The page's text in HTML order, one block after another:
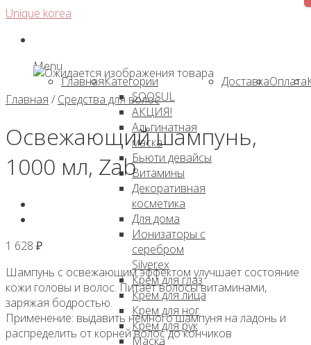
Skip
content
Unique korea
Menu
ГлавнаяКатегории
SOOSUL
АКЦИЯ!
Альгинатная
маска
Бьюти девайсы
Витамины
Декоративная
косметика
Для дома
Ионизаторы с
серебром
Silverex
Крем для глаз
Крем для лица
Крем для ног
Крем для рук
Маска
ДоставкаОплата
Главная / Средства для волос
Освежающий шампунь,
1000 мл, Zab
1 628 ₽
Шампунь с освежающим эффектом улучшает состояние
кожи головы и волос. Питает волосы витаминами,
заряжая бодростью.
Применение: выдавить немного шампуня на ладонь и
распределить от корней волос до кончиков